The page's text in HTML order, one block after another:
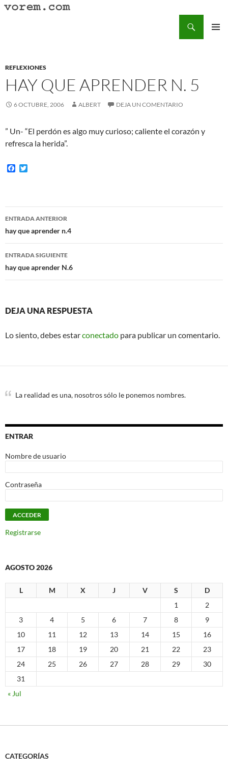
Saltar
REFLEXIONES
HAY QUE APRENDER N. 5
6 OCTUBRE, 2006 ALBERT DEJA UN COMENTARIO
” Un- “El perdón es algo muy curioso; caliente el corazón y
refresca la herida”.
F
o
o
e
r
Navegación
de
entradas
ENTRADA ANTERIOR
hay que aprender n.4
ENTRADA SIGUIENTE
hay que aprender N.6
DEJA UNA RESPUESTA
Lo siento, debes estarconectado para publicar un comentario.
La realidad es una, nosotros sólo le ponemos nombres.
ENTRAR
Nombre de usuario
Contraseña
Registrarse
AGOSTO 2026
L M X J V S
D
1
2
3
4 5 6 7 8
9
10
11 12 13 14 15
16
17
18 19 20 21 22
23
24
25 26 27 28 29
30
31
« Jul
CATEGORÍAS